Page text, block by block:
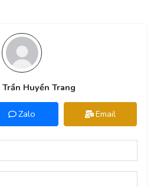
Huyền Trang
Zalo Email